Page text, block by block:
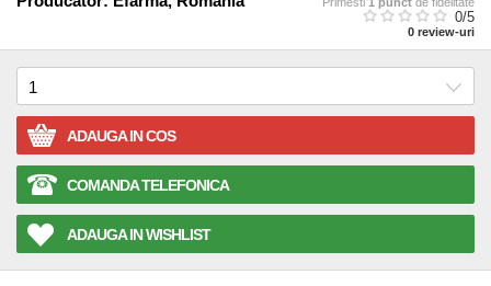
0/5
0 review-uri
ADAUGA IN COS
COMANDA TELEFONICA
ADAUGA IN WISHLIST